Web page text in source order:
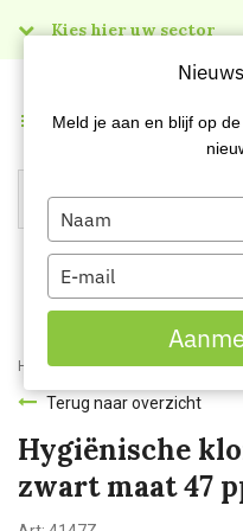
Kies hier uw sector
Menu
Home Webshop Werk- en
Terug naar overzicht
Hygiënische
zwart maat 47
Meld je aan en blijf op
Type
your
name
Type
your
email